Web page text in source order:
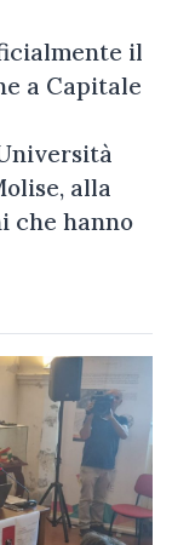
il
a Capitale
alla
che hanno